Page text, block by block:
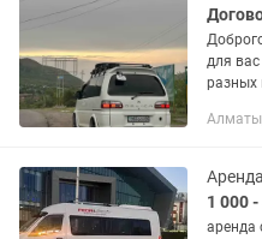
Доброго
для
разных
Land
1 000
аренда